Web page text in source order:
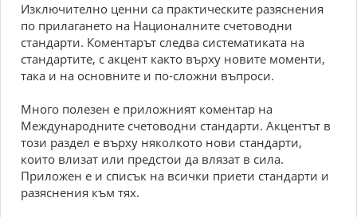
Изключително ценни са практическите разяснения
по прилагането на Националните счетоводни
стандарти. Коментарът следва систематиката на
стандартите, с акцент както върху новите моменти,
така и на основните и по-сложни въпроси.
Много полезен е приложният коментар на
Международните счетоводни стандарти. Акцентът в
този раздел е върху няколкото нови стандарти,
които влизат или предстои да влязат в сила.
Приложен е и списък на всички приети стандарти и
разяснения към тях.